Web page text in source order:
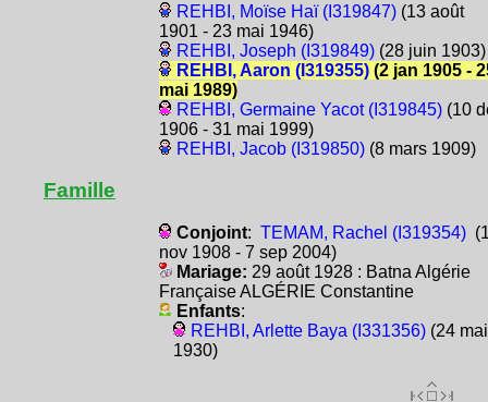
REHBI, Moïse Haï (I319847)(13 août
1901 - 23 mai 1946)
REHBI, Joseph (I319849)(28 juin 1903)
REHBI, Aaron (I319355)(2 jan 1905 -
mai 1989)
REHBI, Germaine Yacot (I319845)(10
1906 - 31 mai 1999)
REHBI, Jacob (I319850)(8 mars 1909)
Famille
Conjoint: TEMAM, Rachel (I319354)
nov 1908 - 7 sep 2004)
Mariage: 29 août 1928 : Batna Algérie
Française ALGÉRIE Constantine
Enfants:
REHBI, Arlette Baya (I331356)(24 mai
1930)